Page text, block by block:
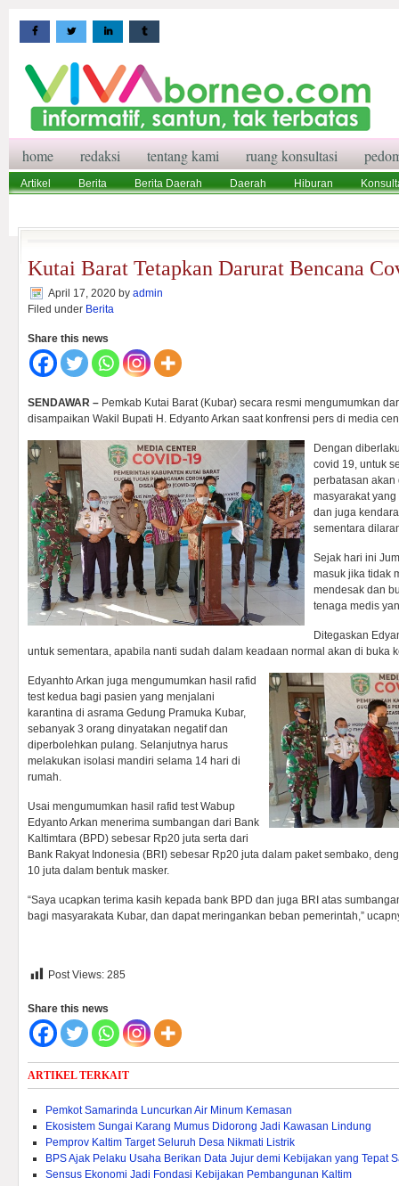
home redaksi tentang kami ruang konsultasi
Artikel Berita Berita Daerah Daerah Hiburan
Kutai Barat Tetapkan Darurat Bencana
April 17, 2020 by admin
Filed under Berita
Share this news
SENDAWAR – Pemkab Kutai Barat (Kubar) secara resmi mengumumkan
disampaikan Wakil Bupati H. Edyanto Arkan saat konfrensi pers di media
Dengan
covid 19, untuk
perbatasan akan
masyarakat
dan juga
sementara
Sejak hari ini
masuk jika tidak
mendesak dan
tenaga medis
Ditegaskan
untuk sementara, apabila nanti sudah dalam keadaan normal akan di buka
Edyanhto Arkan juga mengumumkan hasil rafid
test kedua bagi pasien yang menjalani
karantina di asrama Gedung Pramuka Kubar,
sebanyak 3 orang dinyatakan negatif dan
diperbolehkan pulang. Selanjutnya harus
melakukan isolasi mandiri selama 14 hari di
rumah.
Usai mengumumkan hasil rafid test Wabup
Edyanto Arkan menerima sumbangan dari Bank
Kaltimtara (BPD) sebesar Rp20 juta serta dari
Bank Rakyat Indonesia (BRI) sebesar Rp20 juta dalam paket sembako,
10 juta dalam bentuk masker.
“Saya ucapkan terima kasih kepada bank BPD dan juga BRI atas
bagi masyarakata Kubar, dan dapat meringankan beban pemerintah,”
Post Views: 285
Share this news
ARTIKEL TERKAIT
Pemkot Samarinda Luncurkan Air Minum Kemasan
Ekosistem Sungai Karang Mumus Didorong Jadi Kawasan Lindung
Pemprov Kaltim Target Seluruh Desa Nikmati Listrik
BPS Ajak Pelaku Usaha Berikan Data Jujur demi Kebijakan yang Tepat
Sensus Ekonomi Jadi Fondasi Kebijakan Pembangunan Kaltim